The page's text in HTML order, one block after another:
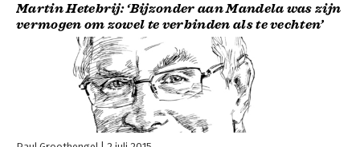
Martin Hetebrij: ‘Bijzonder aan Mandela was zijn
vermogen om zowel te verbinden als te vechten’